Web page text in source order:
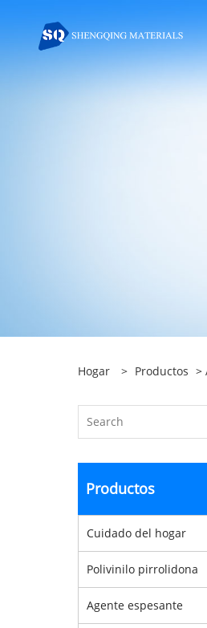
Hogar > Productos >
Productos
Cuidado del hogar
Polivinilo pirrolidona
Agente espesante